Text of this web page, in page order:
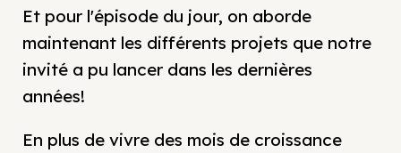
Et pour l'épisode du jour, on aborde
maintenant les différents projets que notre
invité a pu lancer dans les dernières
années!
En plus de vivre des mois de croissance